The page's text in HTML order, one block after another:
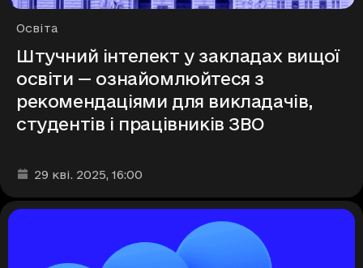
Рубрики
Освіта
Штучний інтелект у закладах вищої
освіти — ознайомлюйтеся з
рекомендаціями для викладачів,
студентів і працівників ЗВО
Дата та час публікації
29 кві. 2025, 16:00